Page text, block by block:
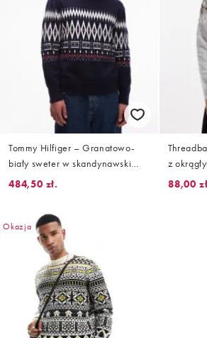
Tommy Hilfiger – Granatowo-
biały sweter w skandynawski
wzór
484,50 zł.
z
88,00
Okazja